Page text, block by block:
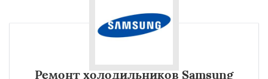
Ремонт холодильников Samsung